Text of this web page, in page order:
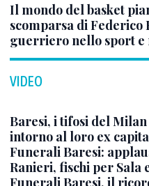
Il mondo del basket
scomparsa di Federico
guerriero nello sport e
VIDEO
Baresi, i tifosi del
intorno al loro ex
Funerali Baresi:
Ranieri, fischi per Sala